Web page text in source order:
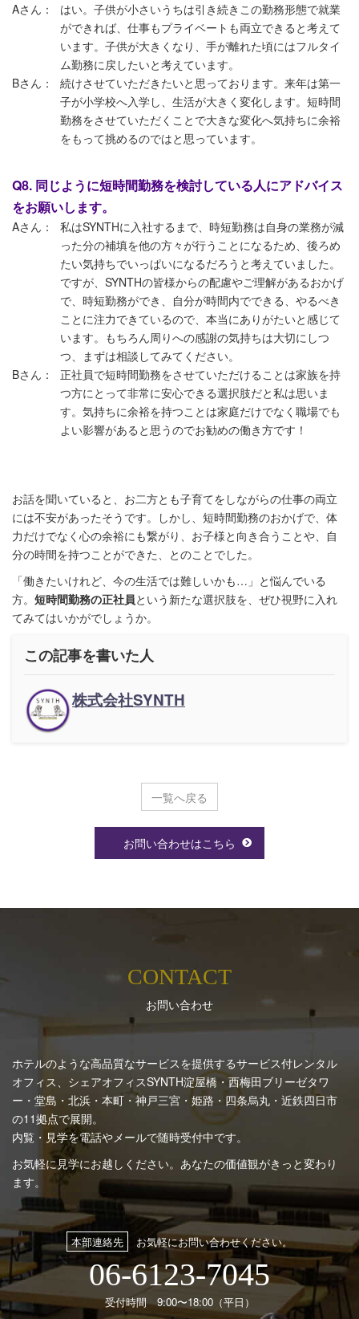
Aさん：
はい。子供が小さいうちは引き続きこの勤務形態で就業
ができれば、仕事もプライベートも両立できると考えて
います。子供が大きくなり、手が離れた頃にはフルタイ
ム勤務に戻したいと考えています。
Bさん：
続けさせていただきたいと思っております。来年は第一
子が小学校へ入学し、生活が大きく変化します。短時間
勤務をさせていただくことで大きな変化へ気持ちに余裕
をもって挑めるのではと思っています。
Q8. 同じように短時間勤務を検討している人にアドバイス
をお願いします。
Aさん：
私はSYNTHに入社するまで、時短勤務は自身の業務が減
った分の補填を他の方々が行うことになるため、後ろめ
たい気持ちでいっぱいになるだろうと考えていました。
ですが、SYNTHの皆様からの配慮やご理解があるおかげ
で、時短勤務ができ、自分が時間内でできる、やるべき
ことに注力できているので、本当にありがたいと感じて
います。もちろん周りへの感謝の気持ちは大切にしつ
つ、まずは相談してみてください。
Bさん：
正社員で短時間勤務をさせていただけることは家族を持
つ方にとって非常に安心できる選択肢だと私は思いま
す。気持ちに余裕を持つことは家庭だけでなく職場でも
よい影響があると思うのでお勧めの働き方です！
お話を聞いていると、お二方とも子育てをしながらの仕事の両立
には不安があったそうです。しかし、短時間勤務のおかげで、体
力だけでなく心の余裕にも繋がり、お子様と向き合うことや、自
分の時間を持つことができた、とのことでした。
「働きたいけれど、今の生活では難しいかも…」と悩んでいる
方。 短時間勤務の正社員という新たな選択肢を、ぜひ視野に入れ
てみてはいかがでしょうか。
この記事を書いた人
株式会社SYNTH
一覧へ戻る
お問い合わせはこちら
CONTACT
お問い合わせ
ホテルのような高品質なサービスを提供するサービス付レンタル
オフィス、シェアオフィスSYNTH淀屋橋・西梅田ブリーゼタワ
ー・堂島・北浜・本町・神戸三宮・姫路・四条烏丸・近鉄四日市
の11拠点で展開。
内覧・見学を電話やメールで随時受付中です。
お気軽に見学にお越しください。あなたの価値観がきっと変わり
ます。
本部連絡先 お気軽にお問い合わせください。
06-6123-7045
受付時間 9:00〜18:00（平日）